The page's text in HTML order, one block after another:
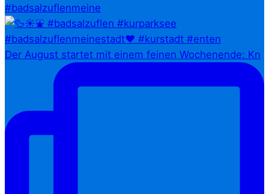
#badsalzuflenmeine
Der August startet mit einem feinen Wochenende: Kn